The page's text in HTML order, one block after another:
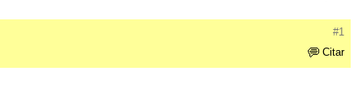
#1
Citar